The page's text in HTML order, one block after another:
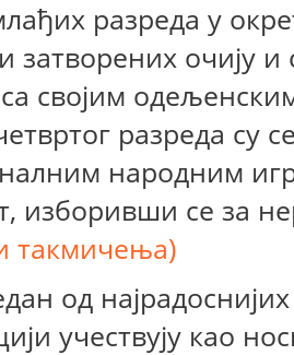
разреда у
затворених очију
својим
разреда су
народним
изборивши се за
такмичења)
од
учествују као